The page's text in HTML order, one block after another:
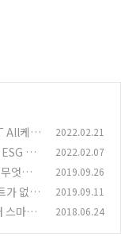
All케어
2022.02.21
기
2022.02.07
엇인
2019.09.26
가 없어
2019.09.11
스마트
2018.06.24